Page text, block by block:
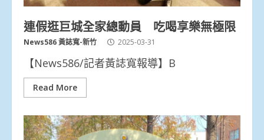
連假逛巨城全家總動員 吃喝享樂無極限
News586 黃誌寬-新竹 2025-03-31
【News586/記者黃誌寬報導】B
Read More